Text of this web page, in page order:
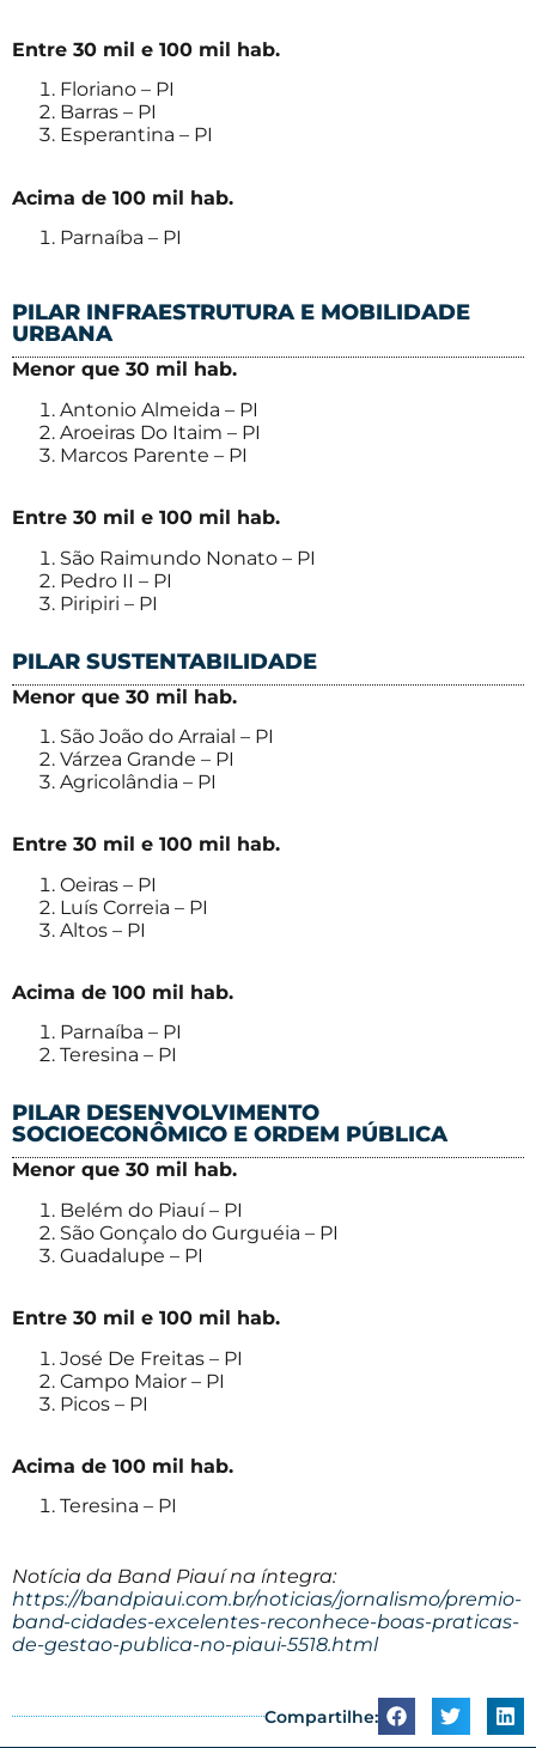
Entre 30 mil e 100 mil hab.
Floriano – PI
Barras – PI
Esperantina – PI
Acima de 100 mil hab.
Parnaíba – PI
PILAR INFRAESTRUTURA E MOBILIDADE
URBANA
Menor que 30 mil hab.
Antonio Almeida – PI
Aroeiras Do Itaim – PI
Marcos Parente – PI
Entre 30 mil e 100 mil hab.
São Raimundo Nonato – PI
Pedro II – PI
Piripiri – PI
PILAR SUSTENTABILIDADE
Menor que 30 mil hab.
São João do Arraial – PI
Várzea Grande – PI
Agricolândia – PI
Entre 30 mil e 100 mil hab.
Oeiras – PI
Luís Correia – PI
Altos – PI
Acima de 100 mil hab.
Parnaíba – PI
Teresina – PI
PILAR DESENVOLVIMENTO
SOCIOECONÔMICO E ORDEM PÚBLICA
Menor que 30 mil hab.
Belém do Piauí – PI
São Gonçalo do Gurguéia – PI
Guadalupe – PI
Entre 30 mil e 100 mil hab.
José De Freitas – PI
Campo Maior – PI
Picos – PI
Acima de 100 mil hab.
Teresina – PI
Notícia da Band Piauí na íntegra:
https://bandpiaui.com.br/noticias/jornalismo/premio-
band-cidades-excelentes-reconhece-boas-praticas-
de-gestao-publica-no-piaui-5518.html
Compartilhe: